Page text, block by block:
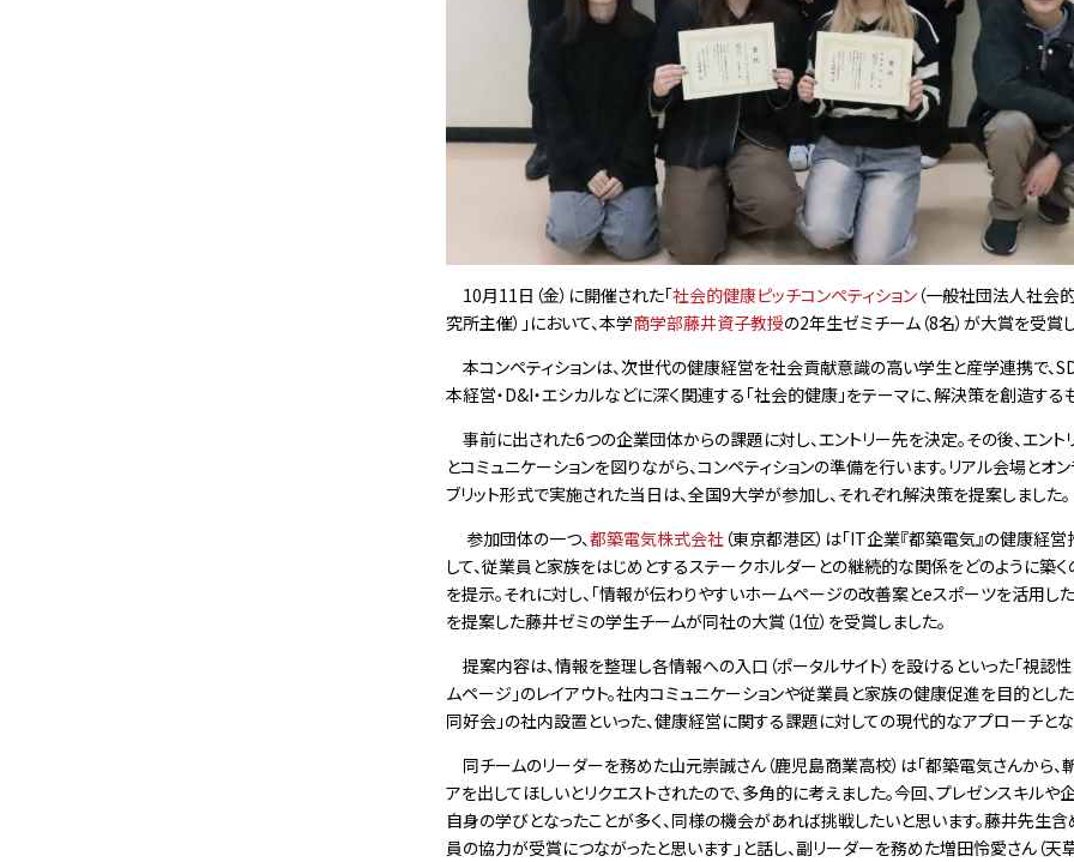
10月11日（金）に開催された「社会的健康ピッチコンペティション （一般社団法人社会
究所主催）」において、本学商学部藤井資子教授の2年生ゼミチーム（8名）が大賞を受賞
本コンペティションは、次世代の健康経営を社会貢献意識の⾼い学⽣と産学連携で、
本経営・D&I・エシカルなどに深く関連する「社会的健康」をテーマに、解決策を創造する
事前に出された6つの企業団体からの課題に対し、エントリー先を決定。その後、エン
とコミュニケーションを図りながら、コンペティションの準備を行います。リアル会場とオ
ブリット形式で実施された当日は、全国9大学が参加し、それぞれ解決策を提案しました。
参加団体の一つ、都築電気株式会社 （東京都港区）は「IT企業『都築電気』の健康経
して、従業員と家族をはじめとするステークホルダーとの継続的な関係をどのように築く
を提示。それに対し、「情報が伝わりやすいホームページの改善案とeスポーツを活用し
を提案した藤井ゼミの学生チームが同社の大賞（1位）を受賞しました。
提案内容は、情報を整理し各情報への入口（ポータルサイト）を設けるといった「視認
ムページ」のレイアウト。社内コミュニケーションや従業員と家族の健康促進を目的とし
同好会」の社内設置といった、健康経営に関する課題に対しての現代的なアプローチとな
同チームのリーダーを務めた山元崇誠さん（鹿児島商業高校）は「都築電気さんから、
アを出してほしいとリクエストされたので、多角的に考えました。今回、プレゼンスキルや
自身の学びとなったことが多く、同様の機会があれば挑戦したいと思います。藤井先生
員の協力が受賞につながったと思います」と話し、副リーダーを務めた増田怜愛さん（天